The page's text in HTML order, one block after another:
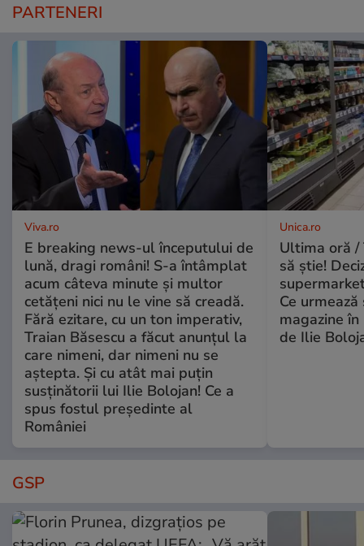
PARTENERI
Viva.ro
E breaking news-ul începutului de
lună, dragi români! S-a întâmplat
acum câteva minute și multor
cetățeni nici nu le vine să creadă.
Fără ezitare, cu un ton imperativ,
Traian Băsescu a făcut anunțul la
care nimeni, dar nimeni nu se
aștepta. Și cu atât mai puțin
susținătorii lui Ilie Bolojan! Ce a
spus fostul președinte al
României
Unica.ro
Ultima oră /
să știe!
Ce
magazine
de Ilie
GSP